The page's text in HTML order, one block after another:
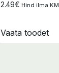
2.49€ Hind ilma KM
Vaata toodet